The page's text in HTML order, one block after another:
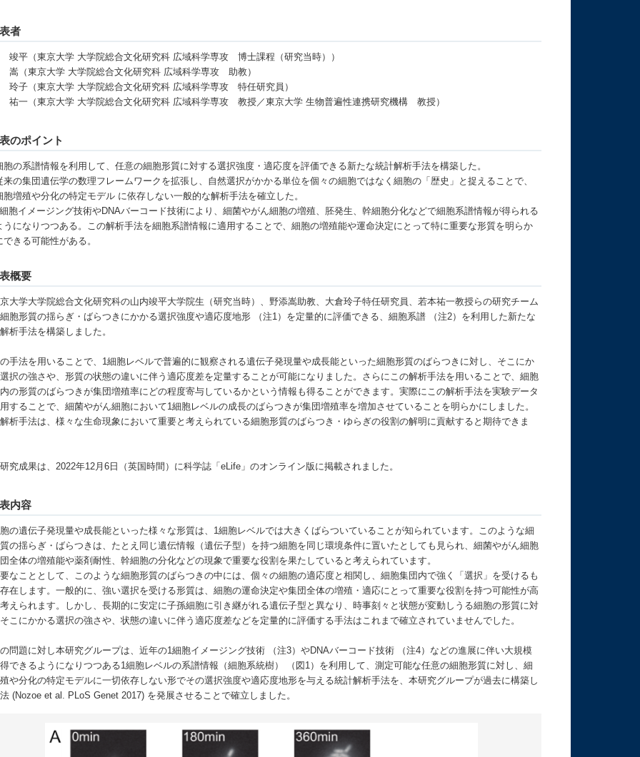
者
竣平（東京大学 大学院総合文化研究科 広域科学専攻 博士課程（研究当時））
嵩（東京大学 大学院総合文化研究科 広域科学専攻 助教）
玲子（東京大学 大学院総合文化研究科 広域科学専攻 特任研究員）
祐一（東京大学 大学院総合文化研究科 広域科学専攻 教授／東京大学 生物普遍性連携研究機構 教授）
のポイント
胞の系譜情報を利用して、任意の細胞形質に対する選択強度・適応度を評価できる新たな統計解析手法を構築した。
来の集団遺伝学の数理フレームワークを拡張し、自然選択がかかる単位を個々の細胞ではなく細胞の「歴史」と捉えることで、
胞増殖や分化の特定モデル に依存しない一般的な解析手法を確立した。
胞イメージング技術やDNAバーコード技術により、細菌やがん細胞の増殖、胚発生、幹細胞分化などで細胞系譜情報が得られる
うになりつつある。この解析手法を細胞系譜情報に適用することで、細胞の増殖能や運命決定にとって特に重要な形質を明らか
できる可能性がある。
概要
大学大学院総合文化研究科の山内竣平大学院生（研究当時）、野添嵩助教、大倉玲子特任研究員、若本祐一教授らの研究チーム
胞形質の揺らぎ・ばらつきにかかる選択強度や適応度地形 （注1）を定量的に評価できる、細胞系譜 （注2）を利用した新たな
析手法を構築しました。
手法を用いることで、1細胞レベルで普遍的に観察される遺伝子発現量や成長能といった細胞形質のばらつきに対し、そこにか
択の強さや、形質の状態の違いに伴う適応度差を定量することが可能になりました。さらにこの解析手法を用いることで、細胞
の形質のばらつきが集団増殖率にどの程度寄与しているかという情報も得ることができます。実際にこの解析手法を実験データ
することで、細菌やがん細胞において1細胞レベルの成長のばらつきが集団増殖率を増加させていることを明らかにしました。
解析手法は、様々な生命現象において重要と考えられている細胞形質のばらつき・ゆらぎの役割の解明に貢献すると期待できま
究成果は、2022年12月6日（英国時間）に科学誌「eLife」のオンライン版に掲載されました。
内容
の遺伝子発現量や成長能といった様々な形質は、1細胞レベルでは大きくばらついていることが知られています。このような細
の揺らぎ・ばらつきは、たとえ同じ遺伝情報（遺伝子型）を持つ細胞を同じ環境条件に置いたとしても見られ、細菌やがん細胞
全体の増殖能や薬剤耐性、幹細胞の分化などの現象で重要な役割を果たしていると考えられています。
なこととして、このような細胞形質のばらつきの中には、個々の細胞の適応度と相関し、細胞集団内で強く「選択」を受けるも
在します。一般的に、強い選択を受ける形質は、細胞の運命決定や集団全体の増殖・適応にとって重要な役割を持つ可能性が高
えられます。しかし、長期的に安定に子孫細胞に引き継がれる遺伝子型と異なり、時事刻々と状態が変動しうる細胞の形質に対
こにかかる選択の強さや、状態の違いに伴う適応度差などを定量的に評価する手法はこれまで確立されていませんでした。
問題に対し本研究グループは、近年の1細胞イメージング技術 （注3）やDNAバーコード技術 （注4）などの進展に伴い大規模
できるようになりつつある1細胞レベルの系譜情報（細胞系統樹） （図1）を利用して、測定可能な任意の細胞形質に対し、細
や分化の特定モデルに一切依存しない形でその選択強度や適応度地形を与える統計解析手法を、本研究グループが過去に構築し
(Nozoe et al. PLoS Genet 2017) を発展させることで確立しました。